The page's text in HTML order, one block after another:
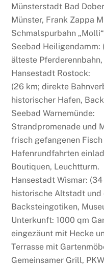
Münsterstadt Bad
Münster, Frank Zappa
Schmalspurbahn
Seebad Heiligendamm:
älteste
Hansestadt Rostock:
(26 km; direkte
historischer Hafen,
Seebad Warnemünde:
Strandpromenade und
frisch gefangenen
Hafenrundfahrten
Boutiquen, Leuchtturm.
Hansestadt Wismar:
historische Altstadt und
Backsteingotiken,
Unterkunft: 1000 qm
eingezäunt mit Hecke
Terrasse mit
Gemeinsamer Grill,